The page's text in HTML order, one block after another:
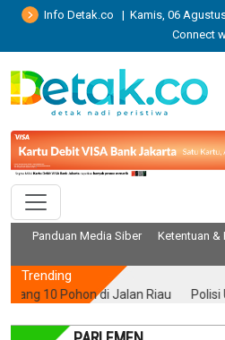
Info Detak.co | Kamis, 06
Connect
Panduan Media Siber Ketentuan &
Trending
10 Pohon di Jalan Riau Polisi Usut